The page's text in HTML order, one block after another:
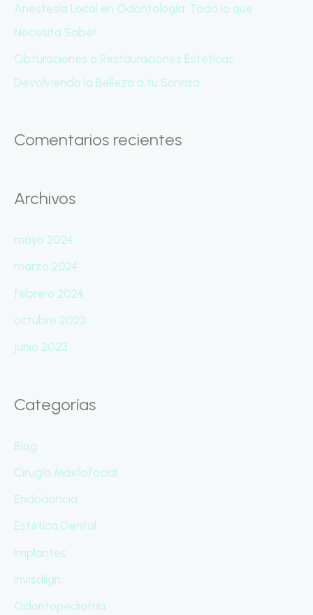
Anestesia Local en Odontología: Todo lo que
Necesita Saber
Obturaciones o Restauraciones Estéticas:
Devolviendo la Belleza a tu Sonrisa
Comentarios recientes
Archivos
mayo 2024
marzo 2024
febrero 2024
octubre 2023
junio 2023
Categorías
Blog
Cirugía Maxilofacial
Endodoncia
Estética Dental
Implantes
Invisalign
Odontopediatría